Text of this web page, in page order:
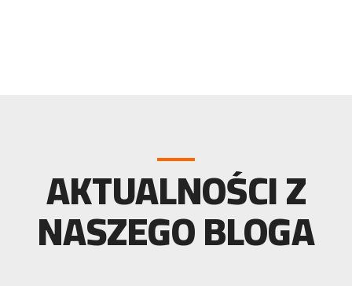
AKTUALNOŚCI Z
NASZEGO BLOGA